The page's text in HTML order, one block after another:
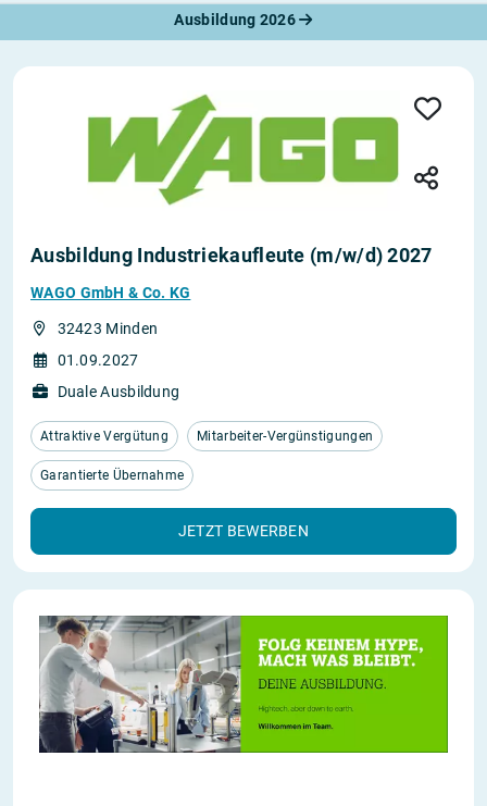
Ausbildung 2026
Ausbildung Industriekaufleute (m/w/d) 2027
WAGO GmbH & Co. KG
32423 Minden
01.09.2027
Duale Ausbildung
Attraktive Vergütung Mitarbeiter-Vergünstigungen
Garantierte Übernahme
JETZT BEWERBEN